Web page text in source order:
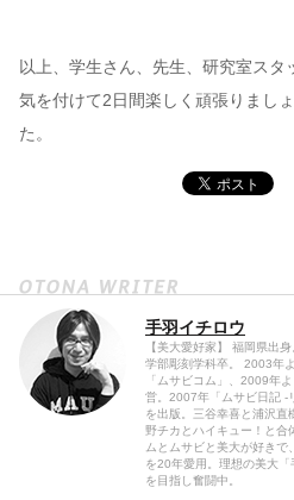
以上、学生さん、先生、研究室スタ
気を付けて2日間楽しく頑張りまし
た。
手羽イチロウ
【美大愛好家】 福岡県出
学部彫刻学科卒。 2003年
「ムサビコム」、2009年
営。2007年「ムサビ日記 -
を出版。三谷幸喜と浦沢直
野チカとハイキュー！と合
ムとムサビと美大が好きで
を20年愛用。理想の美大
を目指し奮闘中。